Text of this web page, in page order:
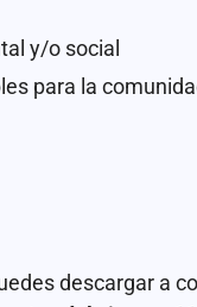
y/o social
para la
descargar a